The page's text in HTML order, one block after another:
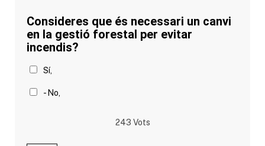
Consideres que és necessari un canvi
en la gestió forestal per evitar
incendis?
Sí,
- No,
243 Vots